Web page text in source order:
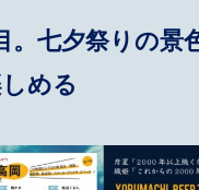
。七夕祭りの景
める